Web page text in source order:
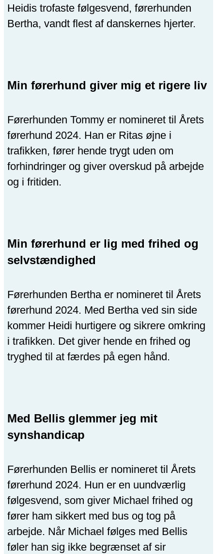
Heidis trofaste følgesvend, førerhunden
Bertha, vandt flest af danskernes hjerter.
Min førerhund giver mig et rigere liv
Førerhunden Tommy er nomineret til Årets
førerhund 2024. Han er Ritas øjne i
trafikken, fører hende trygt uden om
forhindringer og giver overskud på arbejde
og i fritiden.
Min førerhund er lig med frihed og
selvstændighed
Førerhunden Bertha er nomineret til Årets
førerhund 2024. Med Bertha ved sin side
kommer Heidi hurtigere og sikrere omkring
i trafikken. Det giver hende en frihed og
tryghed til at færdes på egen hånd.
Med Bellis glemmer jeg mit
synshandicap
Førerhunden Bellis er nomineret til Årets
førerhund 2024. Hun er en uundværlig
følgesvend, som giver Michael frihed og
fører ham sikkert med bus og tog på
arbejde. Når Michael følges med Bellis
føler han sig ikke begrænset af sir